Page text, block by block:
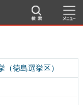
（徳島選挙区）